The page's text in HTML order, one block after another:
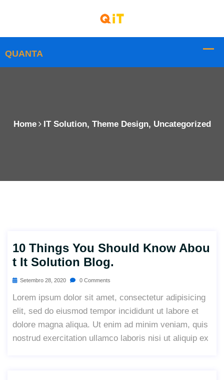
Home IT Solution, Theme Design, Uncategorized
10 Things You Should Know Abou
T It Solution Blog.
Setembro 28, 2020 0 Comments
Lorem ipsum dolor sit amet, consectetur adipisicing
elit, sed do eiusmod tempor incididunt ut labore et
dolore magna aliqua. Ut enim ad minim veniam, quis
nostrud exercitation ullamco laboris nisi ut aliquip ex